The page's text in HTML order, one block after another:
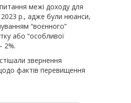
межі доходу для
р., адже були нюанси,
“воєнного”
або “особливої
2%.
звернення
фактів перевищення